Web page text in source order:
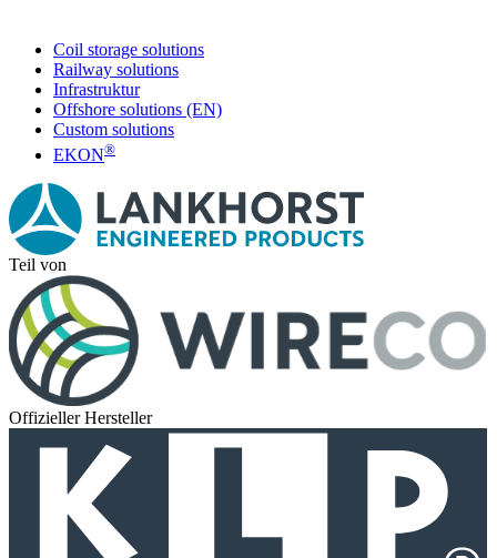
Coil storage solutions
Railway solutions
Infrastruktur
Offshore solutions (EN)
Custom solutions
EKON®
Teil von
Offizieller Hersteller